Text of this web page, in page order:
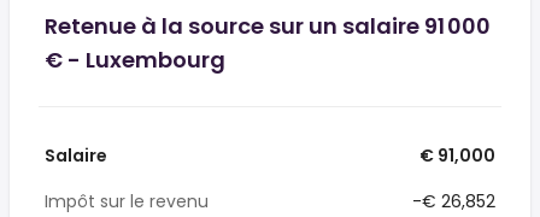
Retenue à la source sur un salaire 91 000
€ - Luxembourg
Salaire
€ 91,000
Impôt sur le revenu
-€ 26,852